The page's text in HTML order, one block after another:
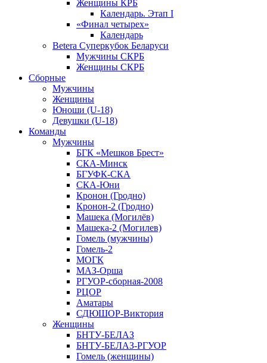
Женщины КРБ
Календарь. Этап I
«Финал четырех»
Календарь
Betera Суперкубок Беларуси
Мужчины СКРБ
Женщины СКРБ
Сборные
Мужчины
Женщины
Юноши (U-18)
Девушки (U-18)
Команды
Мужчины
БГК «Мешков Брест»
СКА-Минск
БГУФК-СКА
СКА-Юни
Кронон (Гродно)
Кронон-2 (Гродно)
Машека (Могилёв)
Машека-2 (Могилев)
Гомель (мужчины)
Гомель-2
МОГК
МАЗ-Орша
РГУОР-сборная-2008
РЦОР
Аматары
СДЮШОР-Виктория
Женщины
БНТУ-БЕЛАЗ
БНТУ-БЕЛАЗ-РГУОР
Гомель (женщины)